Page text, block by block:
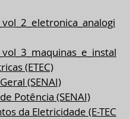
(ETEC)
(SENAI)
Potência (SENAI)
da Eletricidade (E-TEC